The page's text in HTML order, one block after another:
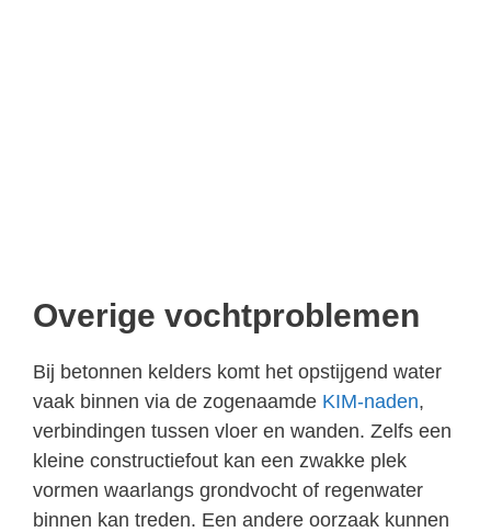
Overige vochtproblemen
Bij betonnen kelders komt het opstijgend water
vaak binnen via de zogenaamde KIM-naden,
verbindingen tussen vloer en wanden. Zelfs een
kleine constructiefout kan een zwakke plek
vormen waarlangs grondvocht of regenwater
binnen kan treden. Een andere oorzaak kunnen